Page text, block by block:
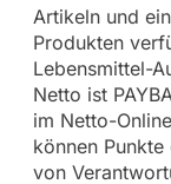
Artikeln und
Produkten
Lebensmittel-
Netto ist
im Netto-
können
von